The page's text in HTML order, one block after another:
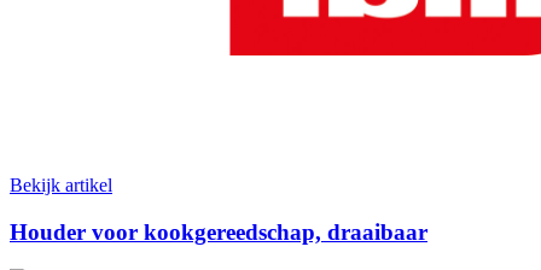
Bekijk artikel
Houder voor kookgereedschap, draaibaar